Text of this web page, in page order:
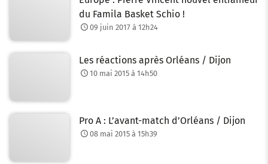
du Famila Basket Schio !
09 juin 2017 à 12h24
Les réactions après Orléans / Dijon
10 mai 2015 à 14h50
Pro A : L’avant-match d’Orléans / Dijon
08 mai 2015 à 15h39